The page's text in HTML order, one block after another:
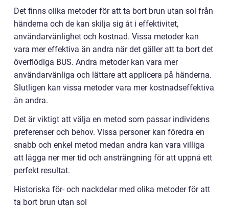
Det finns olika metoder för att ta bort brun utan sol från
händerna och de kan skilja sig åt i effektivitet,
användarvänlighet och kostnad. Vissa metoder kan
vara mer effektiva än andra när det gäller att ta bort det
överflödiga BUS. Andra metoder kan vara mer
användarvänliga och lättare att applicera på händerna.
Slutligen kan vissa metoder vara mer kostnadseffektiva
än andra.
Det är viktigt att välja en metod som passar individens
preferenser och behov. Vissa personer kan föredra en
snabb och enkel metod medan andra kan vara villiga
att lägga ner mer tid och ansträngning för att uppnå ett
perfekt resultat.
Historiska för- och nackdelar med olika metoder för att
ta bort brun utan sol